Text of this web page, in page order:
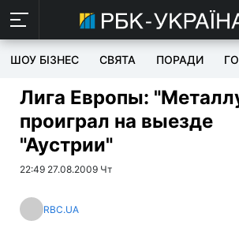
ШОУ БІЗНЕС СВЯТА ПОРАДИ
Лига Европы:
проиграл на выезде
"Аустрии"
22:49 27.08.2009 Чт
RBC.UA